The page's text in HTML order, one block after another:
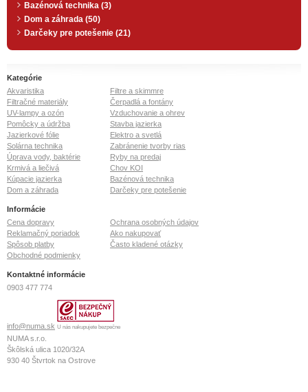
Bazénová technika (3)
Dom a záhrada (50)
Darčeky pre potešenie (21)
Kategórie
Akvaristika
Filtre a skimmre
Filtračné materiály
Čerpadlá a fontány
UV-lampy a ozón
Vzduchovanie a ohrev
Pomôcky a údržba
Stavba jazierka
Jazierkové fólie
Elektro a svetlá
Solárna technika
Zabránenie tvorby rias
Úprava vody, baktérie
Ryby na predaj
Krmivá a liečivá
Chov KOI
Kúpacie jazierka
Bazénová technika
Dom a záhrada
Darčeky pre potešenie
Informácie
Cena dopravy
Ochrana osobných údajov
Reklamačný poriadok
Ako nakupovať
Spôsob platby
Často kladené otázky
Obchodné podmienky
Kontaktné informácie
0903 477 774
info@numa.sk U nás nakupujete bezpečne
NUMA s.r.o.
Škôlská ulica 1020/32A
930 40 Štvrtok na Ostrove